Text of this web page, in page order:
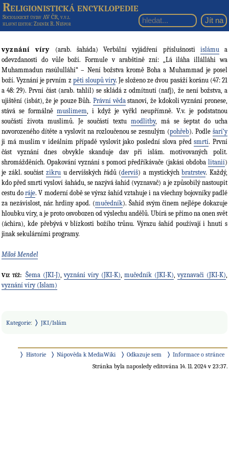
Religionistická encyklopedie
Sociologický ústav AV ČR, v.v.i.
hlavní editor: Zdeněk R. Nešpor
vyznání víry (arab. šaháda) Verbální vyjádření příslušnosti islámua
odevzdanosti do vůle boží. Formule v arabštině zní: „Lá iláha illálláhi wa
Muhammadun rasúlulláhi“ – Není božstva kromě Boha a Muhammad je posel
boží. Vyznání je prvním z pěti sloupů víry. Je složeno ze dvou pasáží koránu (47: 21
a 48: 29). První část (arab. tahlíl) se skládá z odmítnutí (nafj), že není božstva, a
ujištění (isbát), že je pouze Bůh. Právní vědastanoví, že kdokoli vyznání pronese,
stává se formálně muslimem, i když je vyřkl neupřímně. V.v. je podstatnou
součástí života muslimů. Je součástí textu modlitby, má se šeptat do ucha
novorozeného dítěte a vyslovit na rozloučenou se zesnulým (pohřeb). Podlešarí‘y
ji má muslim v ideálním případě vyslovit jako poslední slova předsmrtí. První
část vyznání dnes obvykle skanduje dav při islám. motivovaných polit.
shromážděních. Opakování vyznání s pomocí předříkávače (jakási obdoba litanií)
je zákl. součást zikruu dervíšských řádů (dervíš) a mystickýchbratrstev. Každý,
kdo před smrtí vysloví šahádu, se nazývá šahíd (vyznavač) a je způsobilý nastoupit
cestu doráje. V moderní době se výraz šahíd vztahuje i na všechny bojovníky padlé
za nezávislost, nár. hrdiny apod. (mučedník). Šahíd svým činem nejlépe dokazuje
hloubku víry, a je proto osvobozen od výslechu andělů. Ubírá se přímo na onen svět
(áchira), kde přebývá v blízkosti božího trůnu. Výrazu šahíd používají i hnutí s
jinak sekulárními programy.
Miloš Mendel
Viz též: Šema (JKI-J),vyznání víry (JKI-K),mučedník (JKI-K),vyznavači (JKI-K),
vyznání víry (Islam)
Kategorie: JKI/Islám
Historie Nápověda k MediaWiki Odkazuje sem
Informace o stránce
Stránka byla naposledy editována 14. 11. 2024 v 23:37.